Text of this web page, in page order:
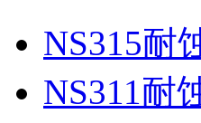
NS315耐
NS311耐